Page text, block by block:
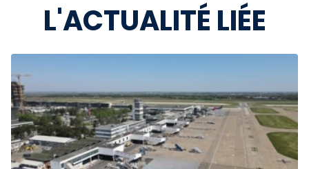
L'ACTUALITÉ LIÉE